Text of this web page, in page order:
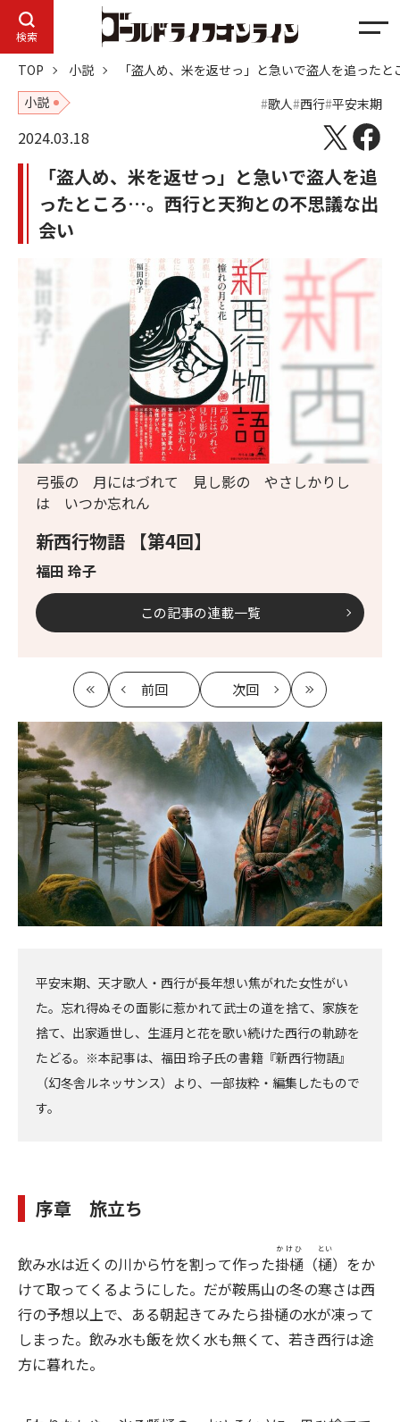
検索
メ
ニ
ュ
ー
TOP 小説
「盗人め、米を返せっ」と急いで盗人を追った
小説
歌人 西行 平安末期
2024.03.18
「盗人め、米を返せっ」と急いで盗人を追
ったところ…。西行と天狗との不思議な出
会い
新西行物語 【第4回】
福田 玲子
弓張の 月にはづれて 見し影の やさしかりし
は いつか忘れん
この記事の連載一覧
最
初
前回
記
事
へ
次回
記
事
へ
最
新
平安末期、天才歌人・西行が長年想い焦がれた女性がい
た。忘れ得ぬその面影に惹かれて武士の道を捨て、家族を
捨て、出家遁世し、生涯月と花を歌い続けた西行の軌跡を
たどる。※本記事は、福田 玲子氏の書籍『新西行物語』
（幻冬舎ルネッサンス）より、一部抜粋・編集したもので
す。
序章 旅立ち
飲み水は近くの川から竹を割って作った掛樋
かけひ
（樋
とい
）をか
けて取ってくるようにした。だが鞍馬山の冬の寒さは西
行の予想以上で、ある朝起きてみたら掛樋の水が凍って
しまった。飲み水も飯を炊く水も無くて、若き西行は途
方に暮れた。